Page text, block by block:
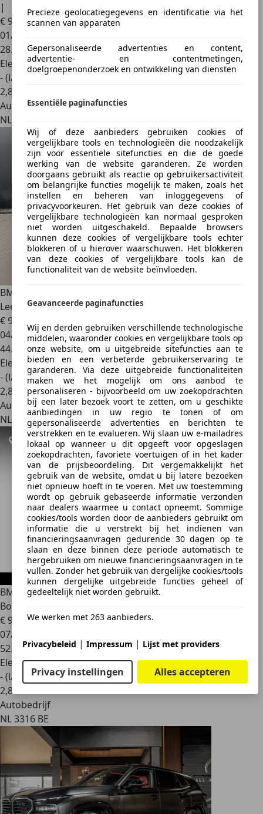
Precieze geolocatiegegevens en identificatie via het
scannen van apparaten
Gepersonaliseerde advertenties en content,
advertentie- en contentmetingen,
doelgroepenonderzoek en ontwikkeling van diensten
Essentiële paginafuncties
Wij of deze aanbieders gebruiken cookies of
vergelijkbare tools en technologieën die noodzakelijk
zijn voor essentiële sitefuncties en die de goede
werking van de website garanderen. Ze worden
doorgaans gebruikt als reactie op gebruikersactiviteit
om belangrijke functies mogelijk te maken, zoals het
instellen en beheren van inloggegevens of
privacyvoorkeuren. Het gebruik van deze cookies of
vergelijkbare technologieën kan normaal gesproken
niet worden uitgeschakeld. Bepaalde browsers
kunnen deze cookies of vergelijkbare tools echter
blokkeren of u hierover waarschuwen. Het blokkeren
van deze cookies of vergelijkbare tools kan de
functionaliteit van de website beïnvloeden.
Geavanceerde paginafuncties
Wij en derden gebruiken verschillende technologische
middelen, waaronder cookies en vergelijkbare tools op
onze website, om u uitgebreide sitefuncties aan te
bieden en een verbeterde gebruikerservaring te
garanderen. Via deze uitgebreide functionaliteiten
maken we het mogelijk om ons aanbod te
personaliseren - bijvoorbeeld om uw zoekopdrachten
bij een later bezoek voort te zetten, om u geschikte
aanbiedingen in uw regio te tonen of om
gepersonaliseerde advertenties en berichten te
verstrekken en te evalueren. Wij slaan uw e-mailadres
lokaal op wanneer u dit opgeeft voor opgeslagen
zoekopdrachten, favoriete voertuigen of in het kader
van de prijsbeoordeling. Dit vergemakkelijkt het
gebruik van de website, omdat u bij latere bezoeken
niet opnieuw hoeft in te voeren. Met uw toestemming
wordt op gebruik gebaseerde informatie verzonden
naar dealers waarmee u contact opneemt. Sommige
cookies/tools worden door de aanbieders gebruikt om
informatie die u verstrekt bij het indienen van
financieringsaanvragen gedurende 30 dagen op te
slaan en deze binnen deze periode automatisch te
hergebruiken om nieuwe financieringsaanvragen in te
vullen. Zonder het gebruik van dergelijke cookies/tools
kunnen dergelijke uitgebreide functies geheel of
gedeeltelijk niet worden gebruikt.
We werken met 263 aanbieders.
Privacybeleid | Impressum | Lijst met providers
Privacy instellingen Alles accepteren
|
€ 98.8951
01/2025
28.499 km
Elektro/Benzine
- (l/100 km)
2,8
Autobedrijf
NL 3316 BE
BMW XM
Leer h
€ 98.900
04/2025
44.664 km
Elektro/Benzine
- (l/100 km)
2,8
Autobedrijf
NL 1506 SZ
BMW XMPHEV 30 kWh | 23" | V8 - 653 PK | CoPilot |
Bowers
€ 92.8951
07/2023
52.982 km
Elektro/Benzine
- (l/100 km)
2,8
Autobedrijf
NL 3316 BE